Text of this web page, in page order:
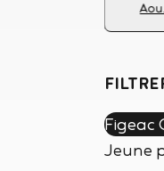
Aou.
Figeac
Jeune
Activez